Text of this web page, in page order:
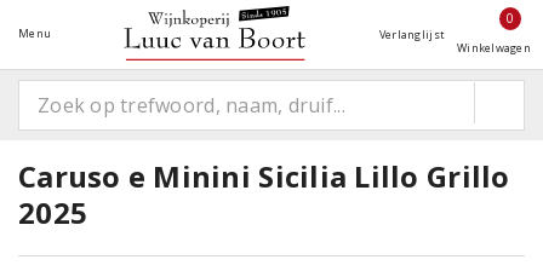
Menu Verlanglijst
0
Winkelwagen
Caruso e Minini Sicilia Lillo Grillo
2025